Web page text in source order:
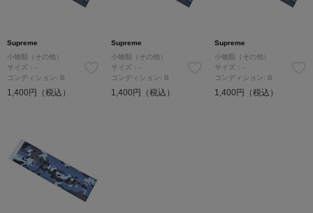
Supreme
小物類（その他）
サイズ：-
コンディション: B
1,400円（税込）
Supreme
小物類（その他）
サイズ：-
コンディション: B
1,400円（税込）
Supreme
小物類（その他）
サイズ：-
コンディション: B
1,400円（税込）